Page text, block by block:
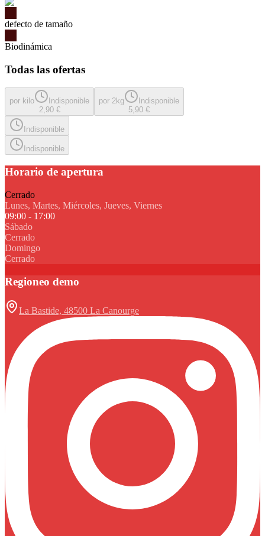
defecto de tamaño
Biodinámica
Todas las ofertas
por kilo
Indisponible
2,90 €
por 2kg
Indisponible
5,90 €
Indisponible
Indisponible
Horario de apertura
Cerrado
Lunes, Martes, Miércoles, Jueves, Viernes
09:00 - 17:00
Sábado
Cerrado
Domingo
Cerrado
Regioneo demo
La Bastide, 48500 La Canourge